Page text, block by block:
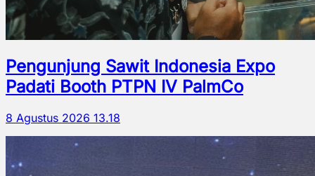
Pengunjung Sawit Indonesia Expo
Padati Booth PTPN IV PalmCo
8 Agustus 2026 13.18